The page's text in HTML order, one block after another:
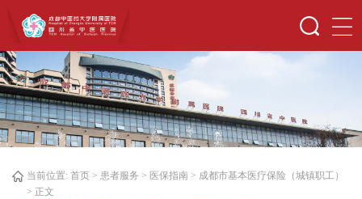
当前位置: 首页 > 患者服务 > 医保指南 > 成都市基本医疗保险（城镇职工）
> 正文